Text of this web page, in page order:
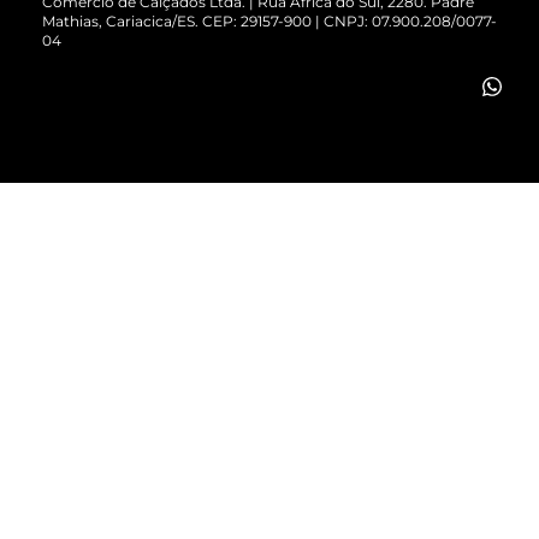
Vendas Corporativas
Mathias, Cariacica/ES. CEP: 29157-900 | CNPJ: 07.900.208/0077-
04